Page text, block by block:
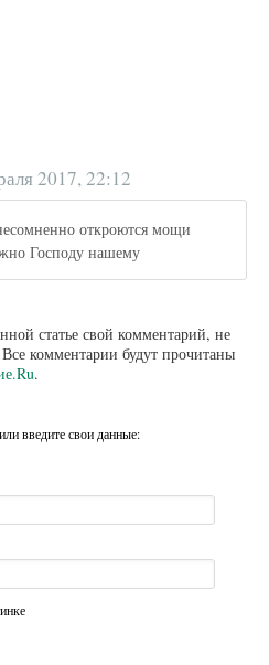
2017, 22:12
откроются мощи
Господу нашему
статье свой комментарий, не
комментарии будут прочитаны
.
или введите свои данные: